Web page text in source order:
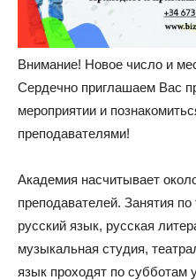
Внимание! Новое число и
Сердечно приглашаем Вас
мероприятии и
преподавателями!
Академия насчитывает
преподавателей. Занятия
русский язык, русская
музыкальная студия,
язык проходят по субботам